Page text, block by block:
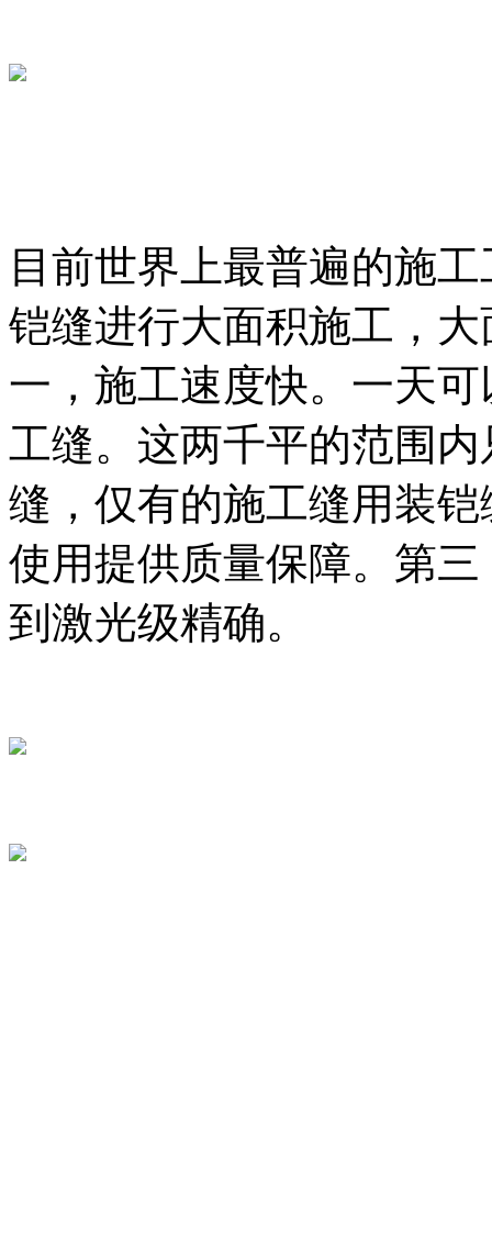
目前世界上最普遍的施
铠缝进行大面积施工，
一，施工速度快。一天
工缝。这两千平的范围
缝，仅有的施工缝用装
使用提供质量保障。第
到激光级精确。